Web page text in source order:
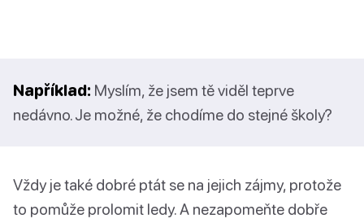
Například: Myslím, že jsem tě viděl teprve
nedávno. Je možné, že chodíme do stejné školy?
Vždy je také dobré ptát se na jejich zájmy, protože
to pomůže prolomit ledy. A nezapomeňte dobře